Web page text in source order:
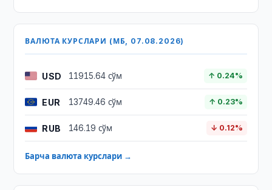
ВАЛЮТА КУРСЛАРИ (МБ, 07.08.2026)
USD 11915.64 сўм ↑ 0.24%
EUR 13749.46 сўм ↑ 0.23%
RUB 146.19 сўм ↓ 0.12%
Барча валюта курслари →